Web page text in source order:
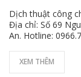
Dịch thuật công
Địa chỉ: Số 69
An. Hotline:
XEM THÊM